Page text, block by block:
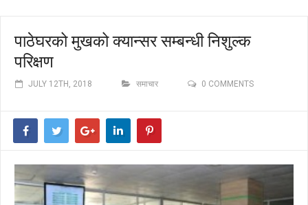
पाठेघरको मुखको क्यान्सर सम्बन्धी निशुल्क
परिक्षण
JULY 12TH, 2018 समाचार 0 COMMENTS